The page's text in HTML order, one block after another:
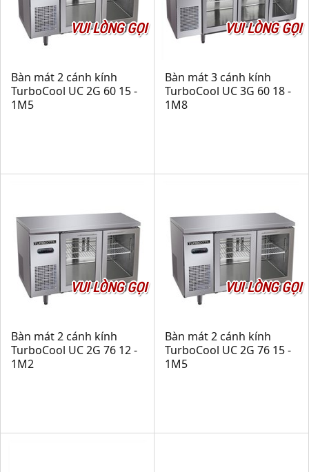
VUI LÒNG GỌI
Bàn mát 2 cánh kính
TurboCool UC 2G 60 15 -
1M5
VUI LÒNG GỌI
Bàn mát 3 cánh kính
TurboCool UC 3G 60 18 -
1M8
VUI LÒNG GỌI
Bàn mát 2 cánh kính
TurboCool UC 2G 76 12 -
1M2
VUI LÒNG GỌI
Bàn mát 2 cánh kính
TurboCool UC 2G 76 15 -
1M5